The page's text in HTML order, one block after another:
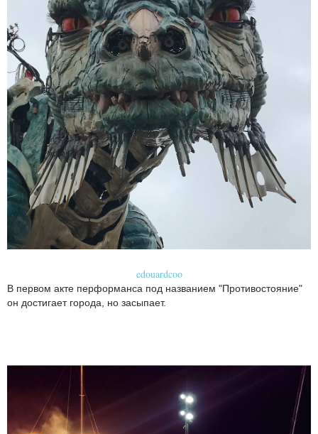
edouardcoo
В первом акте перформанса под названием "Противостояние"
он достигает города, но засыпает.